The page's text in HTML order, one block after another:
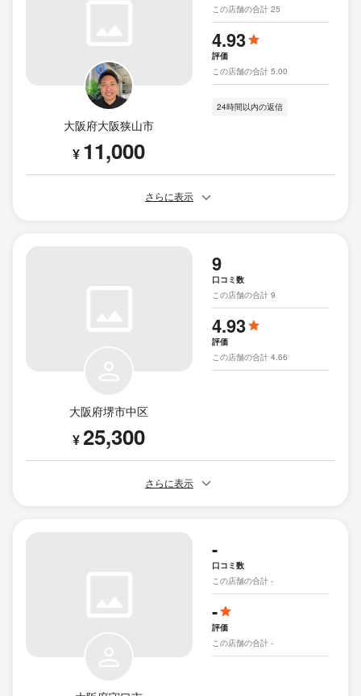
大阪府大阪狭山市
¥ 11,000
この店舗の合計 25
4.93
評価
この店舗の合計 5.00
24時間以内の返信
さらに表示
大阪府堺市中区
¥25,300
9
口コミ数
この店舗の合計 9
4.93
評価
この店舗の合計 4.66
さらに表示
-
口コミ数
この店舗の合計 -
-
評価
この店舗の合計 -